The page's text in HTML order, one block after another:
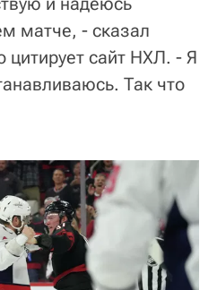
матче, - сказал
цитирует сайт НХЛ. - Я
Так что